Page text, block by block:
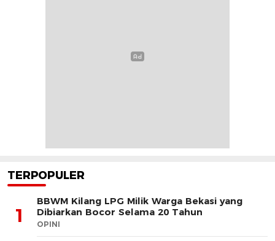
TERPOPULER
1
BBWM Kilang LPG Milik Warga Bekasi yang
Dibiarkan Bocor Selama 20 Tahun
OPINI